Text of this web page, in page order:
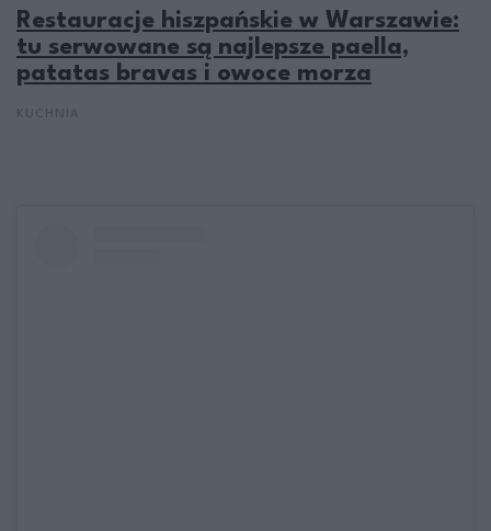
Restauracje hiszpańskie w Warszawie:
tu serwowane są najlepsze paella,
patatas bravas i owoce morza